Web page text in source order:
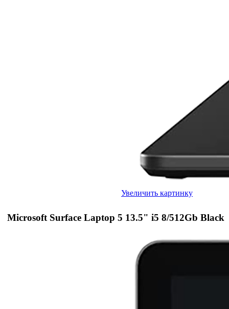
Увеличить картинку
Microsoft Surface Laptop 5 13.5" i5 8/512Gb Black